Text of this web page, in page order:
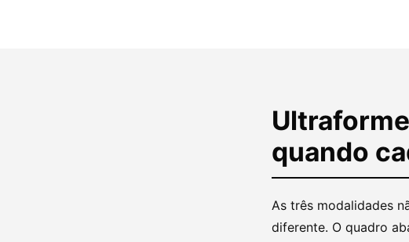
quando
As três modalidades
diferente. O quadro